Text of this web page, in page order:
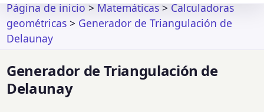
Página de inicio>Matemáticas>Calculadoras
geométricas > Generador de Triangulación de
Delaunay
Generador de Triangulación de
Delaunay